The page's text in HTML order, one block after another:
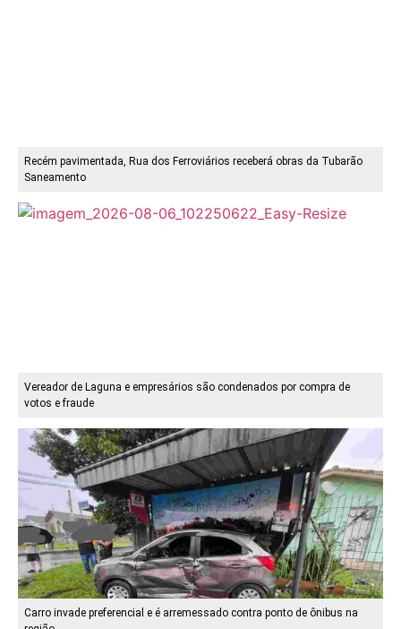
Recém pavimentada, Rua dos Ferroviários receberá obras da Tubarão
Saneamento
Vereador de Laguna e empresários são condenados por compra de
votos e fraude
Carro invade preferencial e é arremessado contra ponto de ônibus na